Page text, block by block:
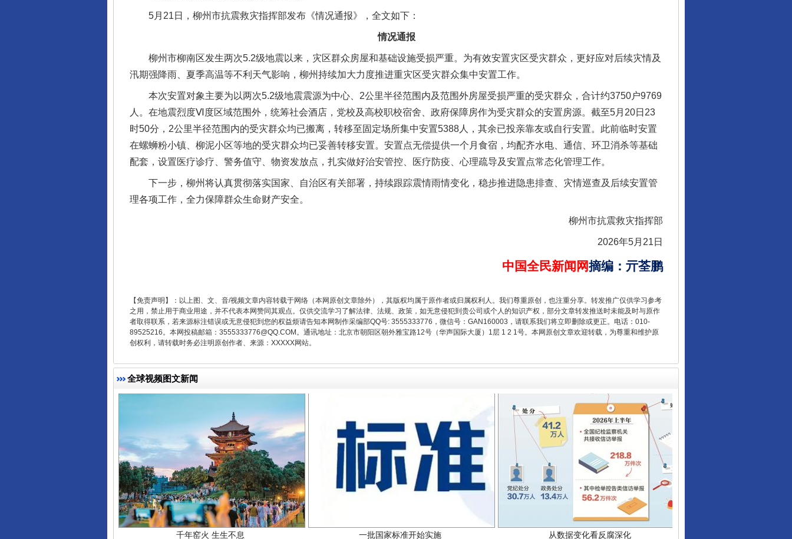
5月21日，柳州市抗震救灾指挥部发布《情况通报》，全文如下：
情况通报
柳州市柳南区发生两次5.2级地震以来，灾区群众房屋和基础设施受损严重。为有效安置灾区受灾群众，更好应对后续灾情及
汛期强降雨、夏季高温等不利天气影响，柳州持续加大力度推进重灾区受灾群众集中安置工作。
本次安置对象主要为以两次5.2级地震震源为中心、2公里半径范围内及范围外房屋受损严重的受灾群众，合计约3750户9769
人。在地震烈度Ⅵ度区域范围外，统筹社会酒店，党校及高校职校宿舍、政府保障房作为受灾群众的安置房源。截至5月20日23
时50分，2公里半径范围内的受灾群众均已搬离，转移至固定场所集中安置5388人，其余已投亲靠友或自行安置。此前临时安置
在螺蛳粉小镇、柳泥小区等地的受灾群众均已妥善转移安置。安置点无偿提供一个月食宿，均配齐水电、通信、环卫消杀等基础
配套，设置医疗诊疗、警务值守、物资发放点，扎实做好治安管控、医疗防疫、心理疏导及安置点常态化管理工作。
下一步，柳州将认真贯彻落实国家、自治区有关部署，持续跟踪震情雨情变化，稳步推进隐患排查、灾情巡查及后续安置管
理各项工作，全力保障群众生命财产安全。
柳州市抗震救灾指挥部
2026年5月21日
中国全民新闻网摘编 ： 亓荃鹏
【免责声明】：以上图、文、音/视频文章内容转载于网络（本网原创文章除外），其版权均属于原作者或归属权利人。我们尊重原创，也注重分享。转发推广仅供学习参考
之用，禁止用于商业用途，并不代表本网赞同其观点。仅供交流学习了解法律、法规、政策，如无意侵犯到贵公司或个人的知识产权，部分文章转发推送时未能及时与原作
者取得联系，若来源标注错误或无意侵犯到您的权益烦请告知本网制作采编部QQ号: 3555333776，微信号：GAN160003，请联系我们将立即删除或更正。电话：010-
89525216。本网投稿邮箱：3555333776@QQ.COM。通讯地址：北京市朝阳区朝外雅宝路12号（华声国际大厦）1层 1 2 1号。本网原创文章欢迎转载，为尊重和维护原
创权利，请转载时务必注明原创作者、来源：XXXXX网站。
全球视频图文新闻
完善运行机制助力责任有效落实 一纸欠条伤亲情 巡回调解促和解.. 行业协会接连发公告
东山县通报“牛蛙产品抗生素超标问题” 法徽映军营 权益有保障 让核能赋能千行百业
千年窑火 生生不息 一批国家标准开始实施 从数据变化看反腐深化